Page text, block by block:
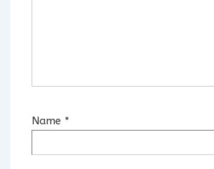
Name *